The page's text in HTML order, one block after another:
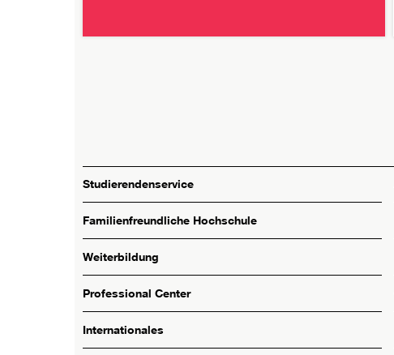
Studierendenservice
Familienfreundliche Hochschule
Weiterbildung
Professional Center
Internationales